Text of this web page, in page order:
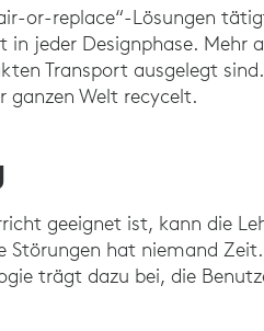
or-replace“-Lösungen
jeder Designphase. Mehr
Transport ausgelegt
ganzen Welt recycelt.
geeignet ist, kann die
Störungen hat niemand
trägt dazu bei, die